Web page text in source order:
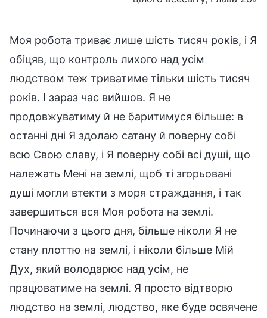
Моя робота триває лише шість тисяч років, і Я
обіцяв, що контроль лихого над усім
людством теж триватиме тільки шість тисяч
років. І зараз час вийшов. Я не
продовжуватиму й не баритимуся більше: в
останні дні Я здолаю сатану й поверну собі
всю Свою славу, і Я поверну собі всі душі, що
належать Мені на землі, щоб ті згорьовані
душі могли втекти з моря страждання, і так
завершиться вся Моя робота на землі.
Починаючи з цього дня, більше ніколи Я не
стану плоттю на землі, і ніколи більше Мій
Дух, який володарює над усім, не
працюватиме на землі. Я просто відтворю
людство на землі, людство, яке буде освячене